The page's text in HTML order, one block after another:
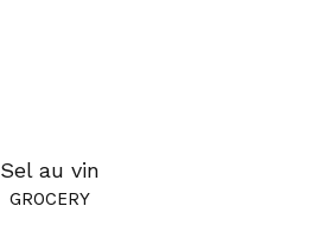
Sel au vin
GROCERY